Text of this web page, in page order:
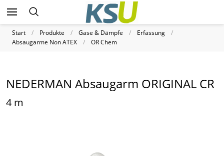
Start Produkte Gase & Dämpfe
Erfassung
Absaugarme Non ATEX
OR Chem
NEDERMAN Absaugarm ORIGINAL CR
4 m